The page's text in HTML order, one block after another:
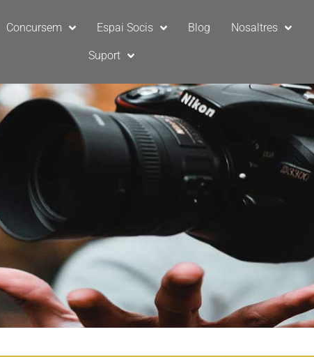
Concursem Espai Socis Blog Nosaltres
Suport